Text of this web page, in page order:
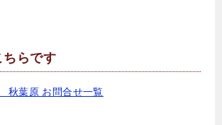
ちらです